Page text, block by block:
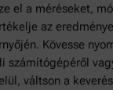
el a méréseket,
az
Kövesse
számítógépéről
váltson a